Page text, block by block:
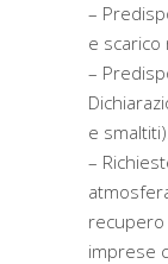
–
e scarico
–
e
–
imprese